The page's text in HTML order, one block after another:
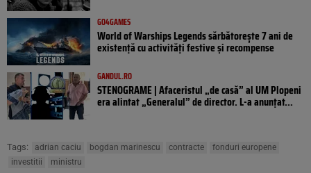
GO4GAMES
World of Warships Legends sărbătorește 7 ani de
existență cu activități festive și recompense
GANDUL.RO
STENOGRAME | Afaceristul „de casă” al UM Plopeni
era alintat „Generalul” de director. L-a anunțat...
Tags: adrian caciu bogdan marinescu contracte
fonduri europene
investitii
ministru